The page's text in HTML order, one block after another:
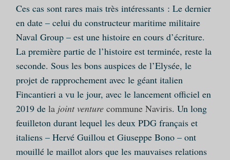
Ces cas sont rares mais très intéressants : Le dernier
en date – celui du constructeur maritime militaire
Naval Group – est une histoire en cours d’écriture.
La première partie de l’histoire est terminée, reste la
seconde. Sous les bons auspices de l’Elysée, le
projet de rapprochement avec le géant italien
Fincantieri a vu le jour, avec le lancement officiel en
2019 de la joint venturecommune Naviris. Un long
feuilleton durant lequel les deux PDG français et
italiens – Hervé Guillou et Giuseppe Bono – ont
mouillé le maillot alors que les mauvaises relations